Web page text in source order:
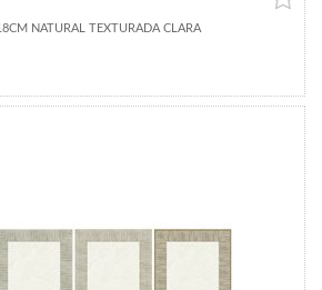
NATURAL TEXTURADA CLARA